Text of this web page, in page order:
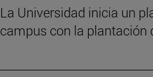
La Universidad inicia un
campus con la plantación